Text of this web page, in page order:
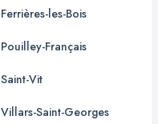
Ferrières-les-Bois
Pouilley-Français
Saint-Vit
Villars-Saint-Georges